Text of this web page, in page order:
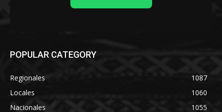
POPULAR CATEGORY
Regionales
1087
Locales
1060
Nacionales
1055